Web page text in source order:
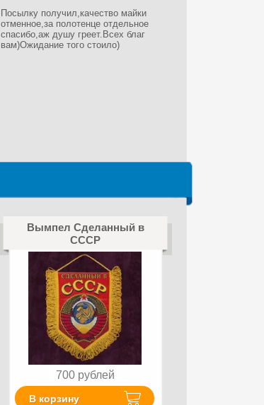
Посылку получил,качество майки
отменное,за полотенце отдельное
спасибо,аж душу греет.Всех благ
вам)Ожидание того стоило)
Вымпел Сделанный в
СССР
700 рублей
В корзину